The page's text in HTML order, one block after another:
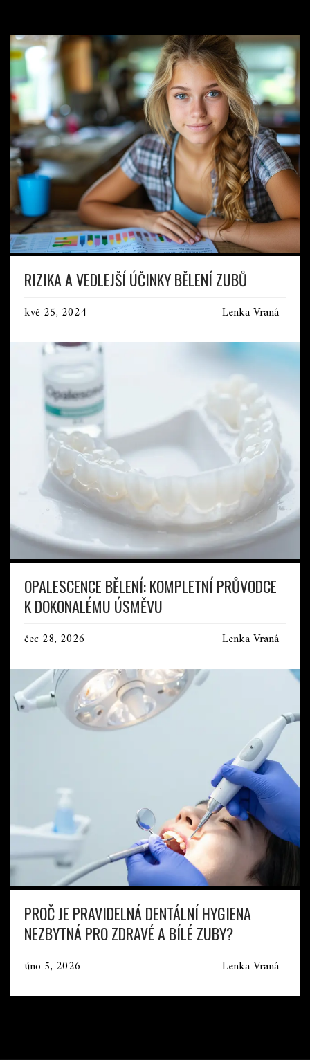
RIZIKA A VEDLEJŠÍ ÚČINKY BĚLENÍ ZUBŮ
kvě 25, 2024 Lenka Vraná
OPALESCENCE BĚLENÍ: KOMPLETNÍ PRŮVODCE
K DOKONALÉMU ÚSMĚVU
čec 28, 2026 Lenka Vraná
PROČ JE PRAVIDELNÁ DENTÁLNÍ HYGIENA
NEZBYTNÁ PRO ZDRAVÉ A BÍLÉ ZUBY?
úno 5, 2026 Lenka Vraná